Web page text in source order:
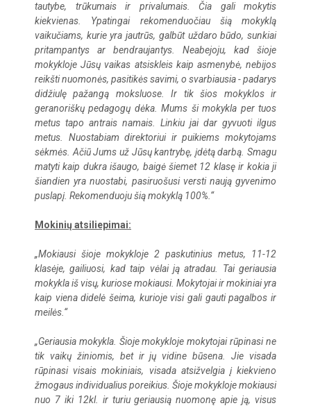
tautybe, trūkumais ir privalumais. Čia gali mokytis
kiekvienas. Ypatingai rekomenduočiau šią mokyklą
vaikučiams, kurie yra jautrūs, galbūt uždaro būdo, sunkiai
pritampantys ar bendraujantys. Neabejoju, kad šioje
mokykloje Jūsų vaikas atsiskleis kaip asmenybė, nebijos
reikšti nuomonės, pasitikės savimi, o svarbiausia - padarys
didžiulę pažangą moksluose. Ir tik šios mokyklos ir
geranoriškų pedagogų dėka. Mums ši mokykla per tuos
metus tapo antrais namais. Linkiu jai dar gyvuoti ilgus
metus. Nuostabiam direktoriui ir puikiems mokytojams
sėkmės. Ačiū Jums už Jūsų kantrybę, įdėtą darbą. Smagu
matyti kaip dukra išaugo, baigė šiemet 12 klasę ir kokia ji
šiandien yra nuostabi, pasiruošusi versti naują gyvenimo
puslapį. Rekomenduoju šią mokyklą 100%.“
Mokinių atsiliepimai:
„Mokiausi šioje mokykloje 2 paskutinius metus, 11-12
klasėje, gailiuosi, kad taip vėlai ją atradau. Tai geriausia
mokykla iš visų, kuriose mokiausi. Mokytojai ir mokiniai yra
kaip viena didelė šeima, kurioje visi gali gauti pagalbos ir
meilės.“
„Geriausia mokykla. Šioje mokykloje mokytojai rūpinasi ne
tik vaikų žiniomis, bet ir jų vidine būsena. Jie visada
rūpinasi visais mokiniais, visada atsižvelgia į kiekvieno
žmogaus individualius poreikius. Šioje mokykloje mokiausi
nuo 7 iki 12kl. ir turiu geriausią nuomonę apie ją, visus